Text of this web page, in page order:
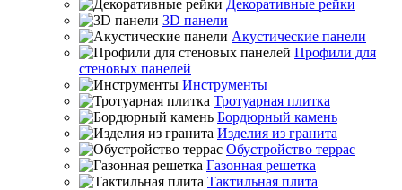
Декоративные рейки
3D панели
Акустические панели
Профили для
стеновых панелей
Инструменты
Тротуарная плитка
Бордюрный камень
Изделия из гранита
Обустройство террас
Газонная решетка
Тактильная плита